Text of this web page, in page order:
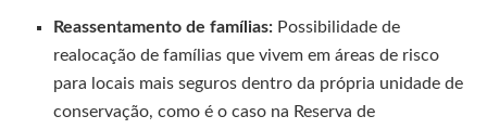
Reassentamento de famílias: Possibilidade de
realocação de famílias que vivem em áreas de risco
para locais mais seguros dentro da própria unidade de
conservação, como é o caso na Reserva de